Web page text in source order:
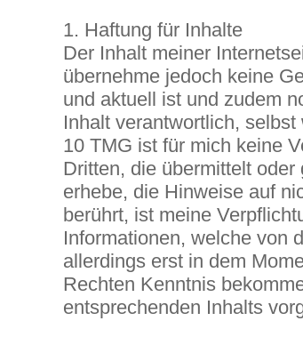
1. Haftung für Inhalte
Der Inhalt meiner
übernehme jedoch keine
und aktuell ist und zudem
Inhalt verantwortlich,
10 TMG ist für mich keine
Dritten, die übermittelt
erhebe, die Hinweise auf
berührt, ist meine
Informationen, welche von
allerdings erst in dem
Rechten Kenntnis
entsprechenden Inhalts